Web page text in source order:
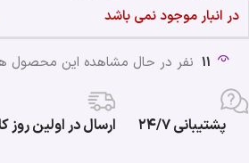
در انبار موجود نمی باشد
11 نفر در حال مشاهده این محصول
پشتیبانی ۲۴/۷ ارسال در اولین روز